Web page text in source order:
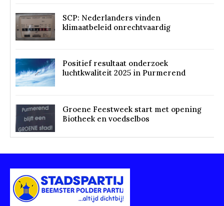
SCP: Nederlanders vinden
klimaatbeleid onrechtvaardig
Positief resultaat onderzoek
luchtkwaliteit 2025 in Purmerend
Groene Feestweek start met opening
Biotheek en voedselbos